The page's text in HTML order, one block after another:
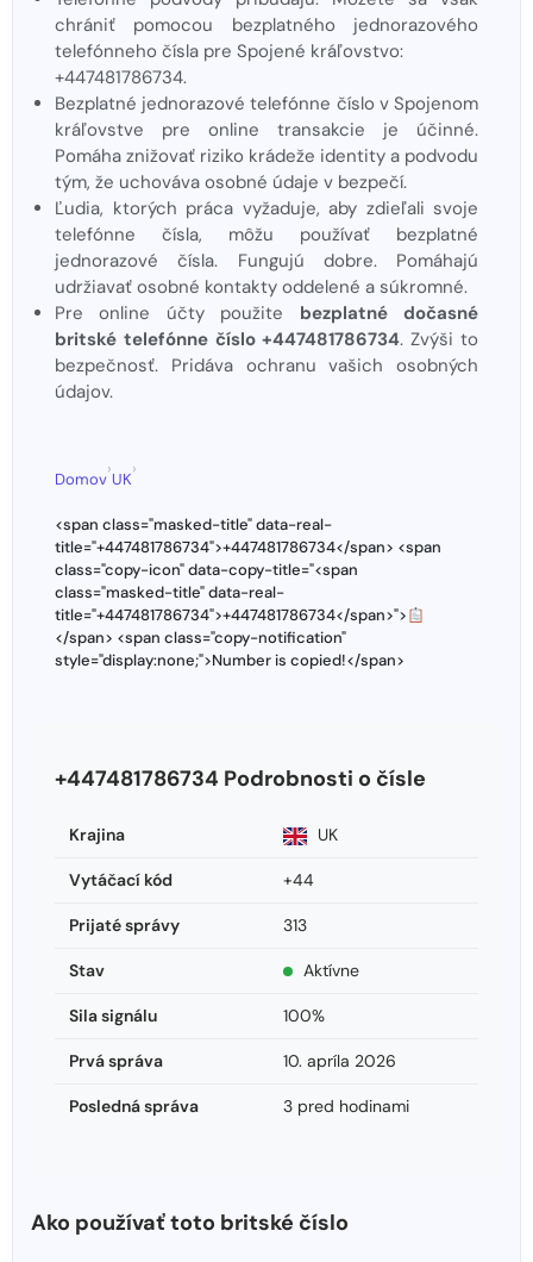
chrániť pomocou bezplatného jednorazového
telefónneho čísla pre Spojené kráľovstvo:
+447481786734.
Bezplatné jednorazové telefónne číslo v Spojenom
kráľovstve pre online transakcie je účinné.
Pomáha znižovať riziko krádeže identity a podvodu
tým, že uchováva osobné údaje v bezpečí.
Ľudia, ktorých práca vyžaduje, aby zdieľali svoje
telefónne čísla, môžu používať bezplatné
jednorazové čísla. Fungujú dobre. Pomáhajú
udržiavať osobné kontakty oddelené a súkromné.
Pre online účty použite bezplatné dočasné
britské telefónne číslo +447481786734. Zvýši to
bezpečnosť. Pridáva ochranu vašich osobných
údajov.
Domov
›
UK
›
<span class="masked-title" data-real-
title="+447481786734">+447481786734</span> <span
class="copy-icon" data-copy-title="<span
class="masked-title" data-real-
title="+447481786734">+447481786734</span>">
</span> <span class="copy-notification"
style="display:none;">Number is copied!</span>
+447481786734 Podrobnosti o čísle
Krajina UK
Vytáčací kód +44
Prijaté správy 313
Stav Aktívne
Sila signálu 100%
Prvá správa 10. apríla 2026
Posledná správa 3 pred hodinami
Ako používať toto britské číslo